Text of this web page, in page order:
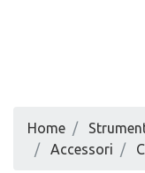
Home
Accessori